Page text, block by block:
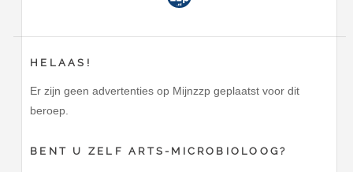
HELAAS!
Er zijn geen advertenties op Mijnzzp geplaatst voor dit
beroep.
BENT U ZELF ARTS-MICROBIOLOOG?